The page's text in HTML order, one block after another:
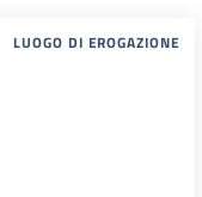
LUOGO DI EROGAZIONE